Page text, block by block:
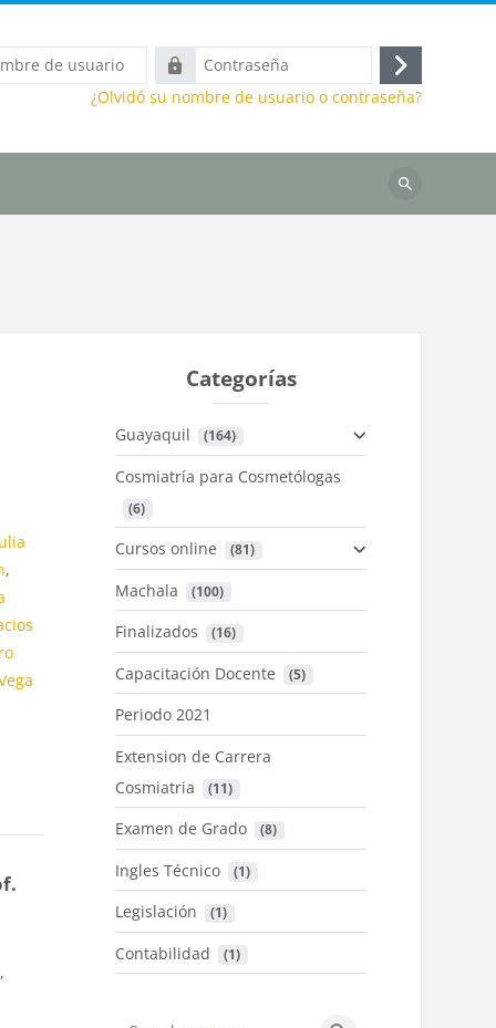
Contraseña
Acceder
¿Olvidó su nombre de usuario o contraseña?
Buscar
,
,
Categorías
Guayaquil (164)
Cosmiatría para Cosmetólogas
(6)
Cursos online (81)
Machala (100)
Finalizados (16)
Capacitación Docente (5)
Periodo 2021
Extension de Carrera
Cosmiatria
(11)
Examen de Grado (8)
Ingles Técnico (1)
Legislación (1)
Contabilidad (1)